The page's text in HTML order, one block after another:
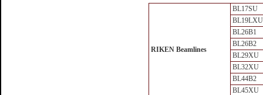
RIKEN Beamlines
BL17SU
BL19LXU
BL26B1
BL26B2
BL29XU
BL32XU
BL44B2
BL45XU